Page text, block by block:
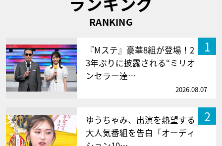
RANKING
1
『Mステ』豪華8組が登場！2
3年ぶりに披露される“ミリオ
ンセラー達…
2026.08.07
2
ゆうちゃみ、出演を熱望する
大人気番組を告白「オーディ